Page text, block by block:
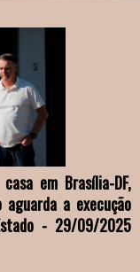
em Brasília-DF,
a execução
- 29/09/2025